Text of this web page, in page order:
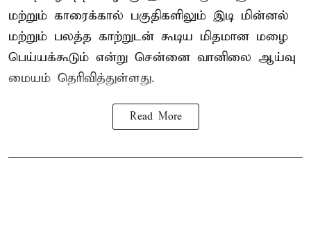
மற்றும் காரைக்கால் பகுதிகளிலும் இடி மின்னல்
மற்றும் பலத்த காற்றுடன் கூடிய மிதமான மழை
பெய்யக்கூடும் என்று சென்னை வானிலை ஆய்வு
மையம் தெரிவித்துள்ளது.
Read More